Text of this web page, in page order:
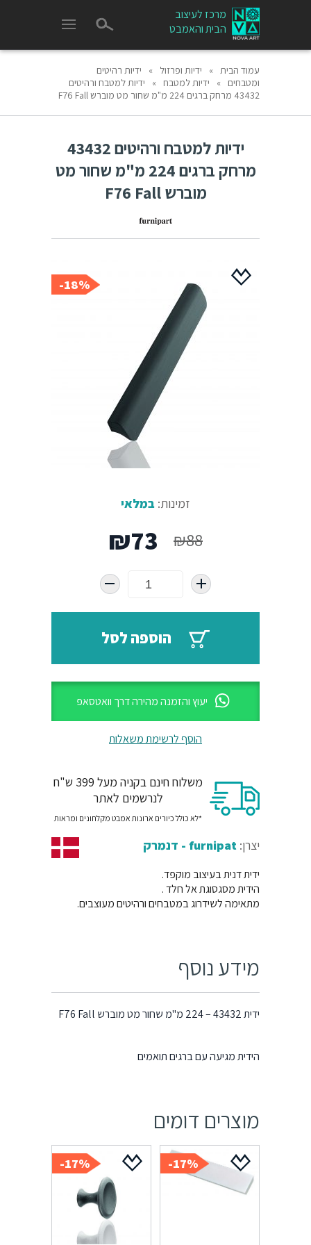
מרכז לעיצוב
הבית והאמבט
עמוד הבית » ידיות ופרזול »
ידיות רהיטים
ומטבחים
» ידיות למטבח »
ידיות למטבח ורהיטים
43432 מרחק ברגים 224 מ"מ שחור מט מוברש F76 Fall
ידיות למטבח ורהיטים 43432
מרחק ברגים 224 מ"מ שחור מט
מוברש F76 Fall
18%-
זמינות: במלאי
₪88
המחיר
המקורי
היה:
₪88.
₪73
הנוכחי
הוא:
₪73.הוספה לסל
יעוץ והזמנה מהירה דרך וואטסאפ
הוסף לרשימת משאלות
משלוח חינם בקניה מעל 399 ש"ח
לנרשמים לאתר
*לא כולל כיורים ארונות אמבט מקלחונים ומראות
יצרן: furnipat - דנמרק
ידית דנית בעיצוב מוקפד.
הידית מסגסוגת אל חלד .
מתאימה לשידרוג במטבחים ורהיטים מעוצבים.
מידע נוסף
ידית 43432 – 224 מ"מ שחור מט מוברש F76 Fall
הידית מגיעה עם ברגים תואמים
מוצרים דומים
17%-
17%-